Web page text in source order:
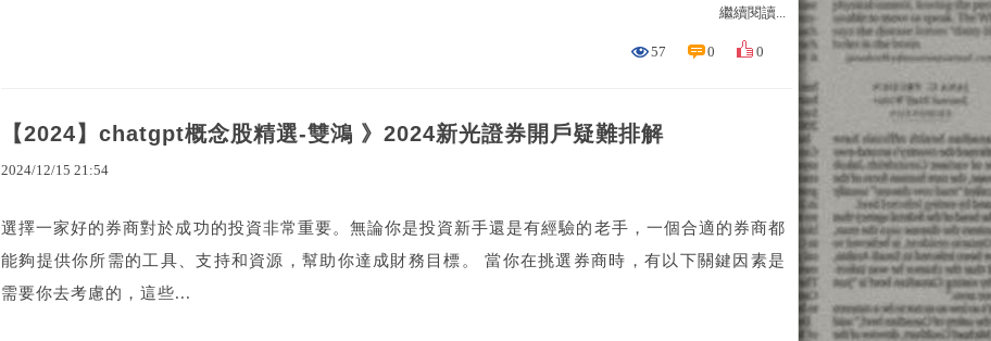
繼續閱讀...
57 0 0
【2024】chatgpt概念股精選-雙鴻 》2024新光證券開戶疑難排解
2024/12/15 21:54
選擇一家好的券商對於成功的投資非常重要。無論你是投資新手還是有經驗的老手，一個合適的券商都
能夠提供你所需的工具、支持和資源，幫助你達成財務目標。 當你在挑選券商時，有以下關鍵因素是
需要你去考慮的，這些...